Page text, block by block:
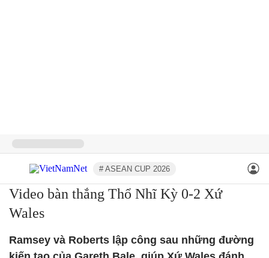
# ASEAN CUP 2026
Video bàn thắng Thổ Nhĩ Kỳ 0-2 Xứ
Wales
Ramsey và Roberts lập công sau những đường